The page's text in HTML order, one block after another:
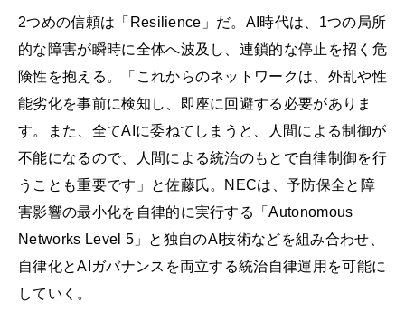
2つめの信頼は「Resilience」だ。AI時代は、1つの局所
的な障害が瞬時に全体へ波及し、連鎖的な停止を招く危
険性を抱える。「これからのネットワークは、外乱や性
能劣化を事前に検知し、即座に回避する必要がありま
す。また、全てAIに委ねてしまうと、人間による制御が
不能になるので、人間による統治のもとで自律制御を行
うことも重要です」と佐藤氏。NECは、予防保全と障
害影響の最小化を自律的に実行する「Autonomous
Networks Level 5」と独自のAI技術などを組み合わせ、
自律化とAIガバナンスを両立する統治自律運用を可能に
していく。